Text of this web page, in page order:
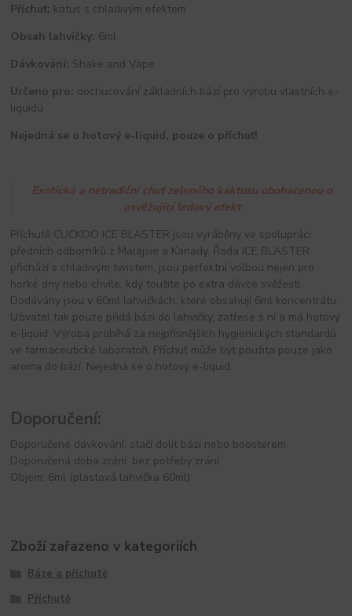
Příchuť: katus s chladivým efektem
Obsah lahvičky: 6ml
Dávkování: Shake and Vape
Určeno pro: dochucování základních bází pro výrobu vlastních e-
liquidů
Nejedná se o hotový e-liquid, pouze o příchuť!
Exotická a netradiční chuť zeleného kaktusu obohacenou o
osvěžující ledový efekt
Příchutě CUCKOO ICE BLASTER jsou vyráběny ve spolupráci
předních odborníků z Malajsie a Kanady. Řada ICE BLASTER
přichází s chladivým twistem, jsou perfektní volbou nejen pro
horké dny nebo chvíle, kdy toužíte po extra dávce svěžesti.
Dodávány jsou v 60ml lahvičkách, které obsahují 6ml koncentrátu.
Uživatel tak pouze přidá bázi do lahvičky, zatřese s ní a má hotový
e-liquid. Výroba probíhá za nejpřísnějších hygienických standardů
ve farmaceutické laboratoři. Příchuť může být použita pouze jako
aroma do bází. Nejedná se o hotový e-liquid.
Doporučení:
Doporučené dávkování: stačí dolít bází nebo boosterem
Doporučená doba zrání: bez potřeby zrání
Objem: 6ml (plastová lahvička 60ml)
Zboží zařazeno v kategoriích
Báze a příchutě
Příchutě